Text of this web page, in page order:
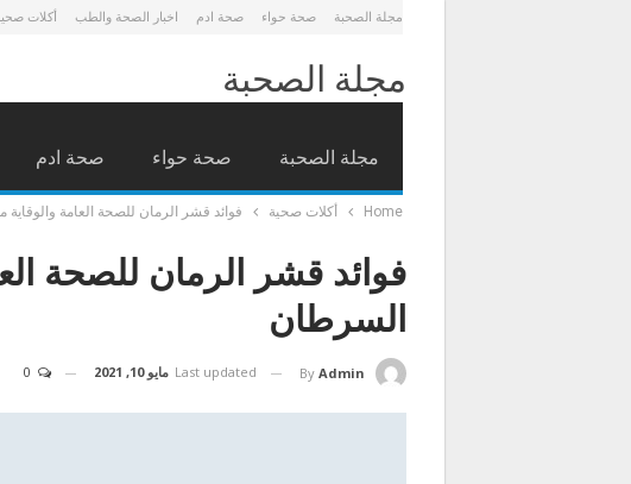
مجلة الصحبة صحة حواء صحة ادم اخبار الصحة والطب أكلات
مجلة الصحبة
مجلة الصحبة صحة حواء صحة ادم
Home أكلات صحية فوائد قشر الرمان للصحة العامة
فوائد قشر الرمان للصحة
السرطان
By Admin
Last updated مايو 10, 2021